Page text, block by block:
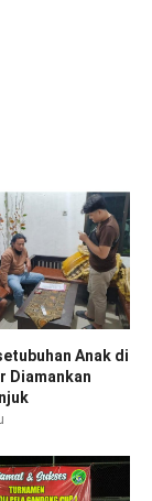
Anak di
Diamankan